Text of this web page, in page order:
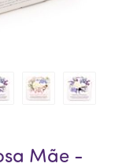
Mãe -